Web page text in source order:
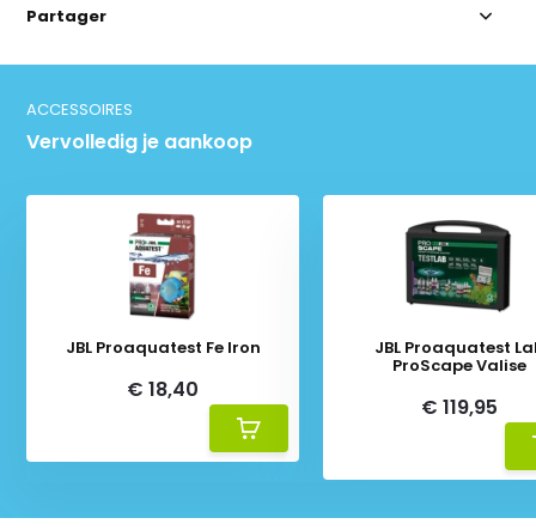
Partager
ACCESSOIRES
Vervolledig je aankoop
JBL Proaquatest Fe Iron
€ 18,40
JBL Proaquatest
ProScape Valise
€ 119,95